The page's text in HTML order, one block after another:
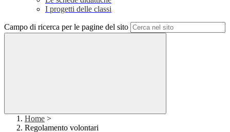
I progetti delle classi
Campo di ricerca per le pagine del sito
Home >
Regolamento volontari